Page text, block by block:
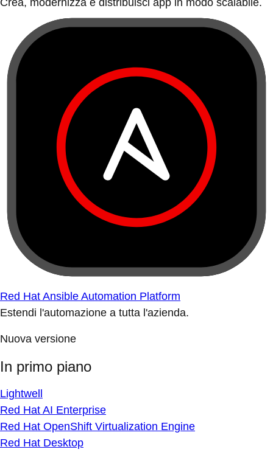
Crea, modernizza e distribuisci app in modo scalabile.
Red Hat Ansible Automation Platform
Estendi l'automazione a tutta l'azienda.
Nuova versione
In primo piano
Lightwell
Red Hat AI Enterprise
Red Hat OpenShift Virtualization Engine
Red Hat Desktop